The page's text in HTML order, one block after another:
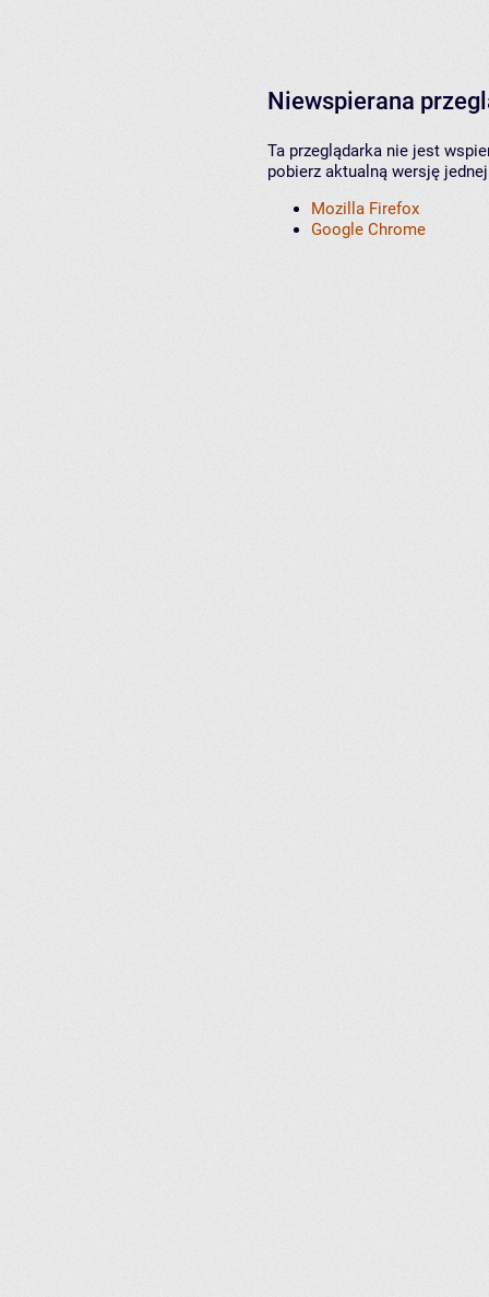
Niewspierana
Ta przeglądarka nie jest
pobierz aktualną wersję
Mozilla Firefox
Google Chrome